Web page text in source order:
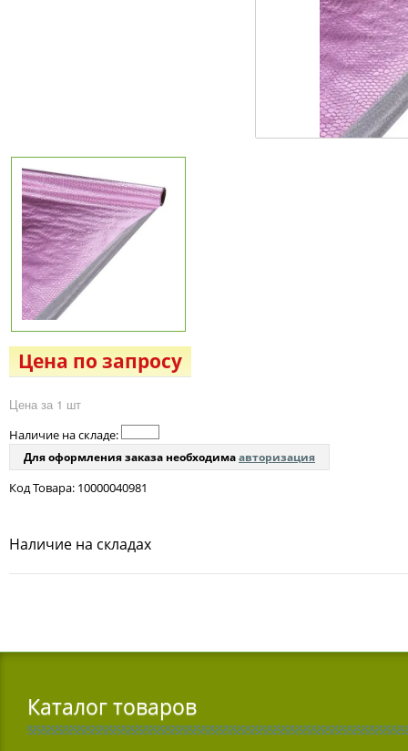
Цена по запросу
Цена за 1 шт
Наличие на складе:
Для оформления заказа необходимаавторизация
Код Товара: 10000040981
Наличие на складах
Каталог товаров